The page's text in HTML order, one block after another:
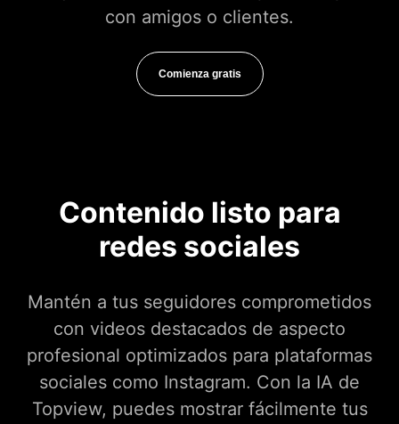
con amigos o clientes.
Comienza gratis
Contenido listo para
redes sociales
Mantén a tus seguidores comprometidos
con videos destacados de aspecto
profesional optimizados para plataformas
sociales como Instagram. Con la IA de
Topview, puedes mostrar fácilmente tus